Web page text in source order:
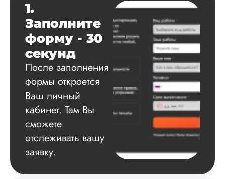
Данила
Вид работы:
Диссертация
Дата:2025-03-15
Автору огромное
спасибо за
сам подобрал
оформил и провел
подробное
экспериментов,
которые сам же и
провел. Спасибо
1.
Заполните
форму - 30
секунд
После заполнения
формы откроется
Ваш личный
кабинет. Там Вы
сможете
отслеживать вашу
заявку.